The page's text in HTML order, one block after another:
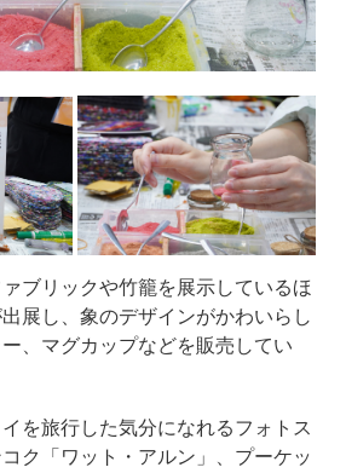
ブリックや竹籠を展示しているほ
展し、象のデザインがかわいらし
、マグカップなどを販売してい
を旅行した気分になれるフォトス
ク「ワット・アルン」、プーケッ